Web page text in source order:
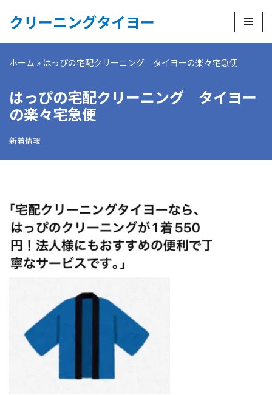
コ
テ
ツ
へ
ス
キ
クリーニングタイヨー
ホーム » はっぴの宅配クリーニング タイヨーの楽々宅急便
はっぴの宅配クリーニング タイヨー
の楽々宅急便
新着情報